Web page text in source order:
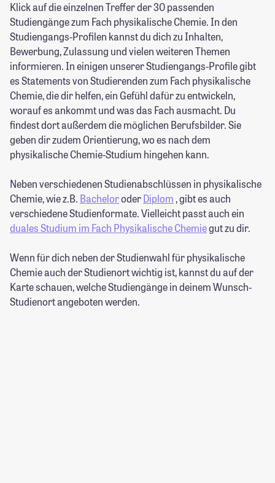
Klick auf die einzelnen Treffer der 30 passenden
Studiengänge zum Fach physikalische Chemie. In den
Studiengangs-Profilen kannst du dich zu Inhalten,
Bewerbung, Zulassung und vielen weiteren Themen
informieren. In einigen unserer Studiengangs-Profile gibt
es Statements von Studierenden zum Fach physikalische
Chemie, die dir helfen, ein Gefühl dafür zu entwickeln,
worauf es ankommt und was das Fach ausmacht. Du
findest dort außerdem die möglichen Berufsbilder. Sie
geben dir zudem Orientierung, wo es nach dem
physikalische Chemie-Studium hingehen kann.
Neben verschiedenen Studienabschlüssen in physikalische
Chemie, wie z.B. BacheloroderDiplom , gibt es auch
verschiedene Studienformate. Vielleicht passt auch ein
duales Studium im Fach Physikalische Chemiegut zu dir.
Wenn für dich neben der Studienwahl für physikalische
Chemie auch der Studienort wichtig ist, kannst du auf der
Karte schauen, welche Studiengänge in deinem Wunsch-
Studienort angeboten werden.